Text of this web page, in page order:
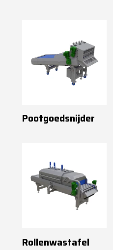
Pootgoedsnijder
Rollenwastafel